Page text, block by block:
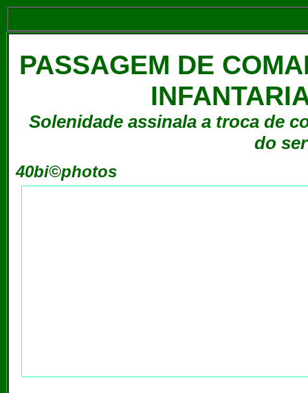
PASSAGEM DE
Solenidade assinala a troca de
do
40bi©photos